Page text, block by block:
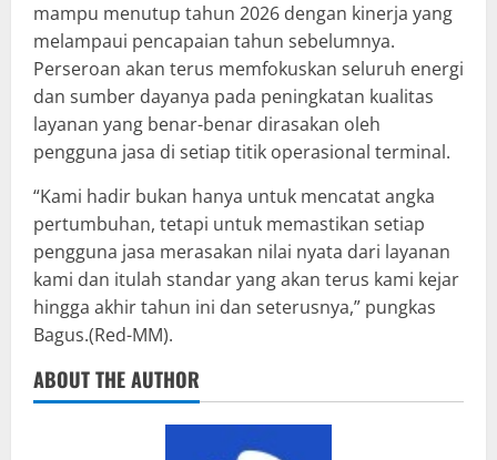
mampu menutup tahun 2026 dengan kinerja yang
melampaui pencapaian tahun sebelumnya.
Perseroan akan terus memfokuskan seluruh energi
dan sumber dayanya pada peningkatan kualitas
layanan yang benar-benar dirasakan oleh
pengguna jasa di setiap titik operasional terminal.
“Kami hadir bukan hanya untuk mencatat angka
pertumbuhan, tetapi untuk memastikan setiap
pengguna jasa merasakan nilai nyata dari layanan
kami dan itulah standar yang akan terus kami kejar
hingga akhir tahun ini dan seterusnya,” pungkas
Bagus.(Red-MM).
ABOUT THE AUTHOR